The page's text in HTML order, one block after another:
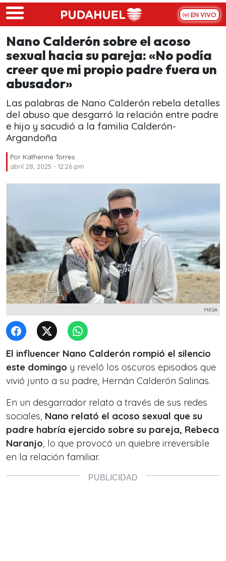
Skip to main content
EN VIVO
Nano Calderón sobre el acoso
sexual hacia su pareja: «No podía
creer que mi propio padre fuera un
abusador»
Las palabras de Nano Calderón rebela detalles
del abuso que desgarró la relación entre padre
e hijo y sacudió a la familia Calderón-
Argandoña
Por Katherine Torres
abril 28, 2025 - 12:26 pm
MEGA
El influencer Nano Calderón rompió el silencio
este domingo y reveló los oscuros episodios que
vivió junto a su padre, Hernán Calderón Salinas.
En un desgarrador relato a través de sus redes
sociales, Nano relató el acoso sexual que su
padre habría ejercido sobre su pareja, Rebeca
Naranjo, lo que provocó un quiebre irreversible
en la relación familiar.